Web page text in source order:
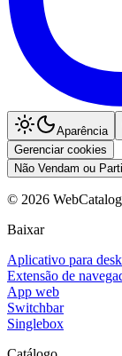
Aparência
Gerenciar cookies
Não Vendam ou
© 2026
Baixar
Aplicativo para
Extensão de
App web
Switchbar
Singlebox